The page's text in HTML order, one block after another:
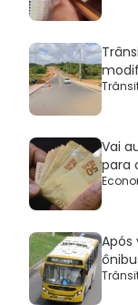
Vai
para
Após